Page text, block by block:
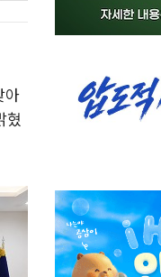
아
혔